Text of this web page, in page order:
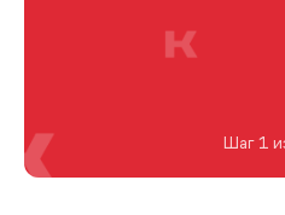
Шаг 1